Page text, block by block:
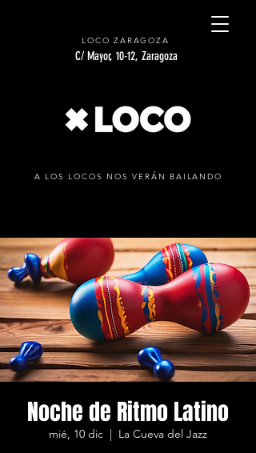
C/ Mayor, 10-12, Zaragoza
A LOS LOCOS NOS VERÁN BAILANDO
LOCO ZARAGOZA
Noche de Ritmo Latino
mié, 10 dic
  |
La Cueva del Jazz